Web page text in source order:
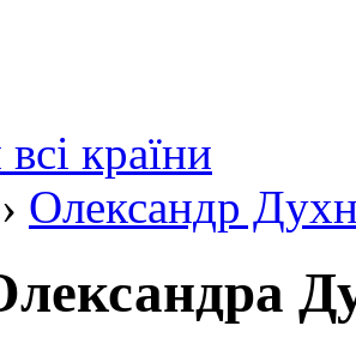
країни
› Олександр